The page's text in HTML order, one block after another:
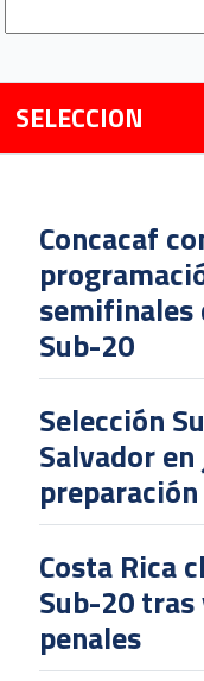
SELECCION
Concacaf
semifinales
Sub-20
Selección
Salvador
preparación
Costa Rica
Sub-20
penales